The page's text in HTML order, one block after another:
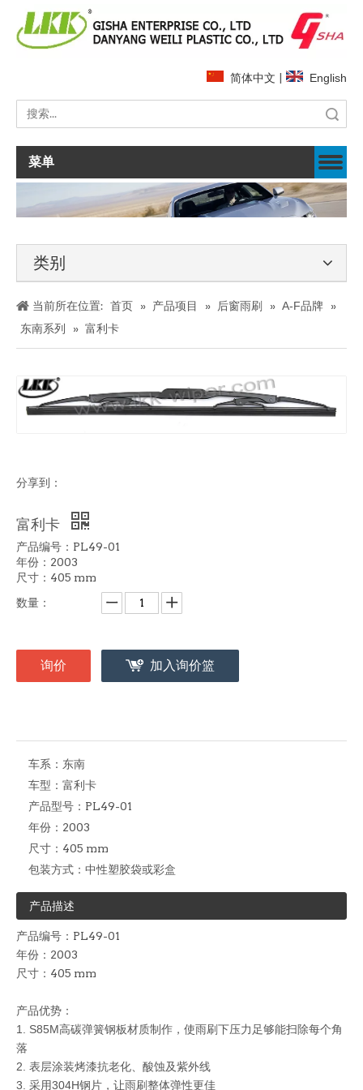
简体中文 | English
菜单
类别
当前所在位置: 首页 » 产品项目 » 后窗雨刷 » A-F品牌
»
东南系列
» 富利卡
分享到：
富利卡
产品编号：PL49-01
年份：2003
尺寸：405 mm
数量：
询价 加入询价篮
车系： 东南
车型： 富利卡
产品型号： PL49-01
年份： 2003
尺寸： 405 mm
包装方式： 中性塑胶袋或彩盒
产品描述
产品编号：PL49-01
年份：2003
尺寸：405 mm
产品优势：
1. S85M高碳弹簧钢板材质制作，使雨刷下压力足够能扫除每个角
落
2. 表层涂装烤漆抗老化、酸蚀及紫外线
3. 采用304H钢片，让雨刷整体弹性更佳